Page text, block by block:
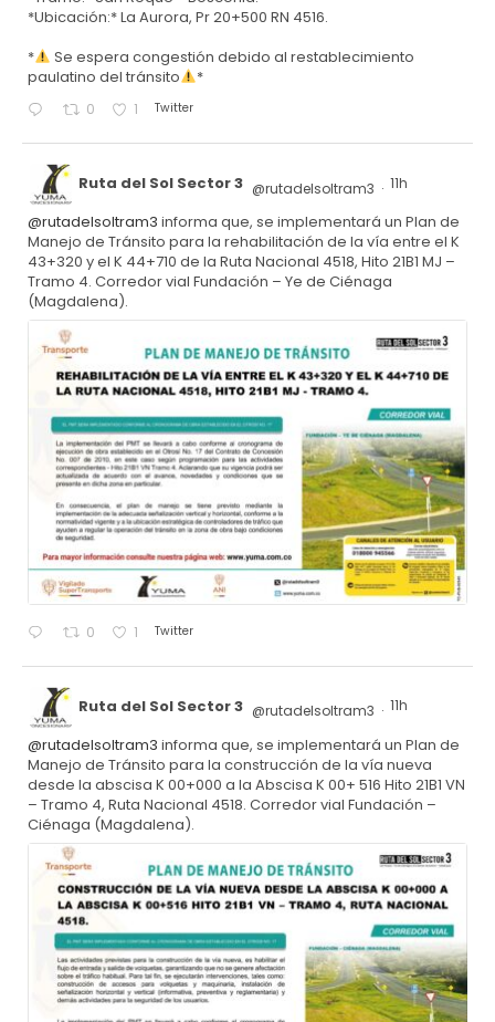
*Ubicación:* La Aurora, Pr 20+500 RN 4516.
*
Se espera congestión debido al restablecimiento
paulatino del tránsito
*
0 1 Twitter
Ruta del Sol Sector 3 @rutadelsoltram3 · 11h
@rutadelsoltram3 informa que, se implementará un Plan de
Manejo de Tránsito para la rehabilitación de la vía entre el K
43+320 y el K 44+710 de la Ruta Nacional 4518, Hito 21B1 MJ –
Tramo 4. Corredor vial Fundación – Ye de Ciénaga
(Magdalena).
0 1 Twitter
Ruta del Sol Sector 3 @rutadelsoltram3 · 11h
@rutadelsoltram3 informa que, se implementará un Plan de
Manejo de Tránsito para la construcción de la vía nueva
desde la abscisa K 00+000 a la Abscisa K 00+ 516 Hito 21B1 VN
– Tramo 4, Ruta Nacional 4518. Corredor vial Fundación –
Ciénaga (Magdalena).